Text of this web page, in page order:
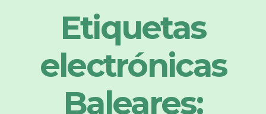
Etiquetas
electrónicas
Baleares: